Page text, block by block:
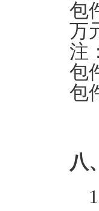
包
万
注：
包
包
八